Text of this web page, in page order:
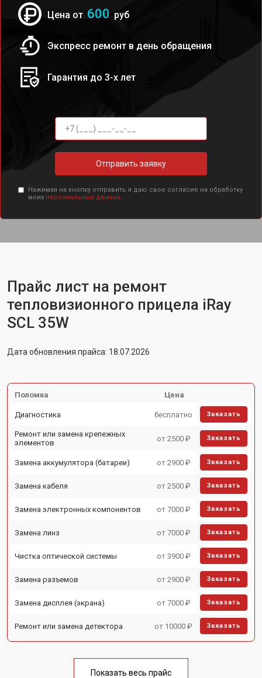
Цена от 600 руб
Экспресс ремонт в день обращения
Гарантия до 3-х лет
Отправить заявку
Нажимая на кнопку отправить я даю свое согласие на обработку
моих персональных данных.
Прайс лист на ремонт
тепловизионного прицела iRay
SCL 35W
Дата обновления прайса: 18.07.2026
Поломка Цена
Диагностика бесплатно Заказать
Ремонт или замена крепежных
элементов
от 2500 ₽ Заказать
Замена аккумулятора (батареи) от 2900 ₽ Заказать
Замена кабеля от 2500 ₽ Заказать
Замена электронных компонентов от 7000 ₽ Заказать
Замена линз от 7000 ₽ Заказать
Чистка оптической системы от 3900 ₽ Заказать
Замена разъемов от 2900 ₽ Заказать
Замена дисплея (экрана) от 7000 ₽ Заказать
Ремонт или замена детектора от 10000 ₽ Заказать
Показать весь прайс